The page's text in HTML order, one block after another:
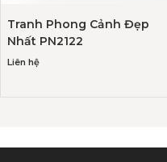
Tranh Phong Cảnh Đẹp
Nhất PN2122
Liên hệ